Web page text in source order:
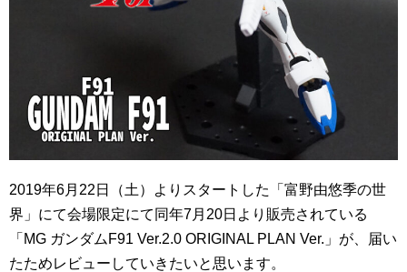
2019年6月22日（土）よりスタートした「富野由悠季の世
界」にて会場限定にて同年7月20日より販売されている
「MG ガンダムF91 Ver.2.0 ORIGINAL PLAN Ver.」が、届い
たためレビューしていきたいと思います。